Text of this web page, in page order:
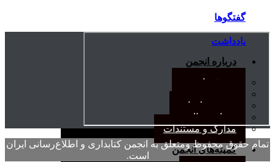
گفتگوها
یادداشت
درباره انجمن
معرفی انجمن
صورت‌جلسات
همیاری مالی
مدارک و مستندات
کمیته‌های انجمن
تمام حقوق محفوظ ومتعلق به انجمن کتابداری و اطلاع‌رسانی ایران
است.